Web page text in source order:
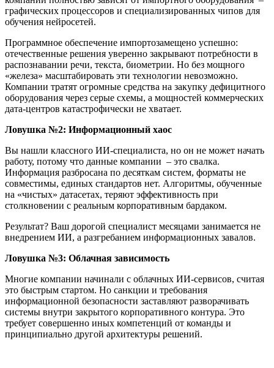
графических процессоров и специализированных чипов для
обучения нейросетей.
Программное обеспечение импортозамещено успешно:
отечественные решения уверенно закрывают потребности в
распознавании речи, текста, биометрии. Но без мощного
«железа» масштабировать эти технологии невозможно.
Компании тратят огромные средства на закупку дефицитного
оборудования через серые схемы, а мощностей коммерческих
дата-центров катастрофически не хватает.
Ловушка №2: Информационный хаос
Вы нашли классного ИИ-специалиста, но он не может начать
работу, потому что данные компании – это свалка.
Информация разбросана по десяткам систем, форматы не
совместимы, единых стандартов нет. Алгоритмы, обученные
на «чистых» датасетах, теряют эффективность при
столкновении с реальным корпоративным бардаком.
Результат? Ваш дорогой специалист месяцами занимается не
внедрением ИИ, а разгребанием информационных завалов.
Ловушка №3: Облачная зависимость
Многие компании начинали с облачных ИИ-сервисов, считая
это быстрым стартом. Но санкции и требования
информационной безопасности заставляют разворачивать
системы внутри закрытого корпоративного контура. Это
требует совершенно иных компетенций от команды и
принципиально другой архитектуры решений.